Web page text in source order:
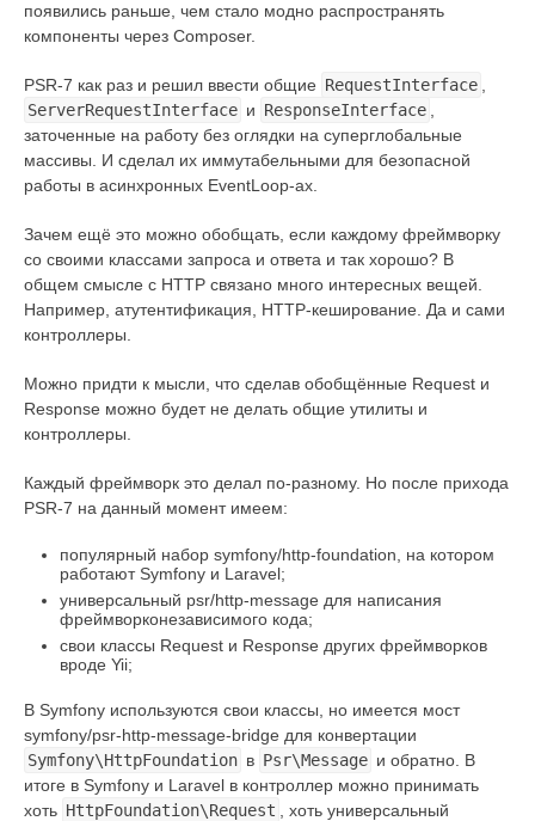
появились раньше, чем стало модно распространять
компоненты через Composer.
PSR-7 как раз и решил ввести общие RequestInterface
ServerRequestInterface и ResponseInterface
заточенные на работу без оглядки на суперглобальные
массивы. И сделал их иммутабельными для безопасной
работы в асинхронных EventLoop-ах.
Зачем ещё это можно обобщать, если каждому фреймворку
со своими классами запроса и ответа и так хорошо? В
общем смысле с HTTP связано много интересных вещей.
Например, атутентификация, HTTP-кеширование. Да и сами
контроллеры.
Можно придти к мысли, что сделав обобщённые Request и
Response можно будет не делать общие утилиты и
контроллеры.
Каждый фреймворк это делал по-разному. Но после прихода
PSR-7 на данный момент имеем:
популярный набор symfony/http-foundation, на котором
работают Symfony и Laravel;
универсальный psr/http-message для написания
фреймворконезависимого кода;
свои классы Request и Response других фреймворков
вроде Yii;
В Symfony используются свои классы, но имеется мост
symfony/psr-http-message-bridge для конвертации
Symfony\HttpFoundation в Psr\Message и обратно. В
итоге в Symfony и Laravel в контроллер можно принимать
хоть HttpFoundation\Request
, хоть универсальный